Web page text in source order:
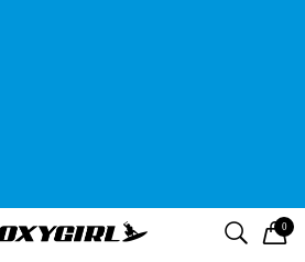
검색
로고 0